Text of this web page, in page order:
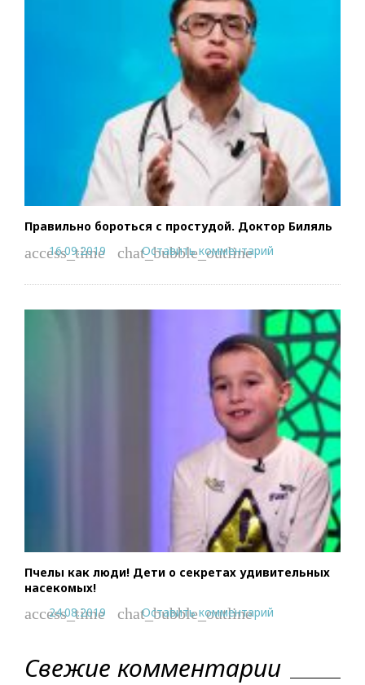
Правильно бороться с простудой. Доктор Биляль
access_time
16.09.2019 chat_bubble_outline
Оставить комментарий
Пчелы как люди! Дети о секретах удивительных
насекомых!
access_time
24.08.2019 chat_bubble_outline
Оставить комментарий
Свежие комментарии